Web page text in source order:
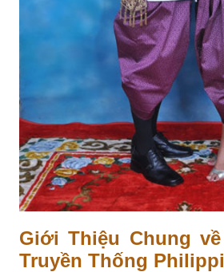
Giới Thiệu Chung
Truyền Thống